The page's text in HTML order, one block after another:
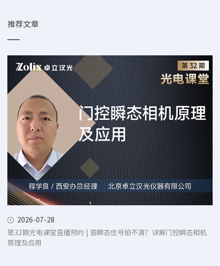
推荐文章
2026-07-28
第32期光电课堂直播预约 | 弱瞬态信号拍不清？详解门控瞬态相机
原理及应用